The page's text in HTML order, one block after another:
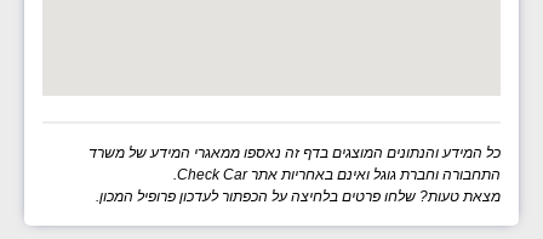
כל המידע והנתונים המוצגים בדף זה נאספו ממאגרי המידע של משרד
התחבורה וחברת גוגל ואינם באחריות אתר Check Car.
מצאת טעות? שלחו פרטים בלחיצה על הכפתור לעדכון פרופיל המכון.